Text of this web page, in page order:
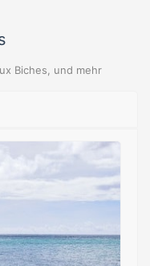
Biches, und mehr